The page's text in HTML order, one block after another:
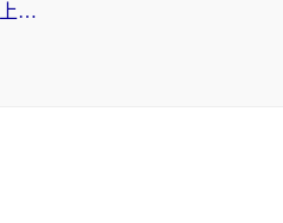
交管12123在国外怎么登录不上？海外华人必看的回国加速器选择指南